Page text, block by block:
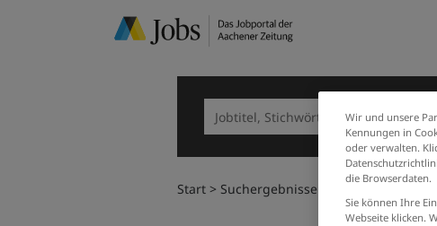
Start Suchergebnisse
Wir und unsere
Kennungen in
oder verwalten.
die Browserdaten.
Sie können Ihre
Webseite klicken.